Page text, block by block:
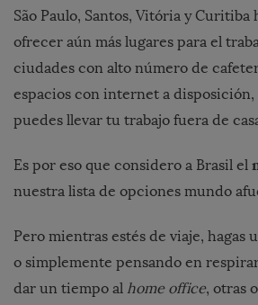
São Paulo, Santos, Vitória y Curitiba
ofrecer aún más lugares para el
ciudades con alto número de
espacios con internet a disposición,
puedes llevar tu trabajo fuera de
Es por eso que considero a Brasil el
nuestra lista de opciones mundo
Pero mientras estés de viaje, hagas
o simplemente pensando en
dar un tiempo al home office, otras